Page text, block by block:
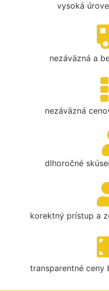
vysoká
nezáväzná a
nezáväzná
dlhoročné
korektný prístup a
transparentné